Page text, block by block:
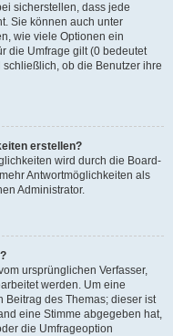
sicherstellen, dass jede
Sie können auch unter
wie viele Optionen ein
die Umfrage gilt (0 bedeutet
ob die Benutzer ihre
erstellen?
wird durch die Board-
Antwortmöglichkeiten als
Administrator.
ursprünglichen Verfasser,
werden. Um eine
Beitrag des Themas; dieser ist
eine Stimme abgegeben hat,
die Umfrageoption